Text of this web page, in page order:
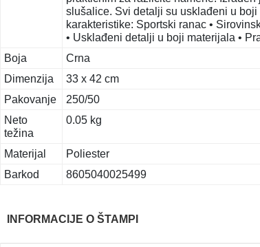
slušalice. Svi detalji su usklađeni u
karakteristike: Sportski ranac •
• Usklađeni detalji u boji materijala •
Boja
Crna
Dimenzija
33 x 42 cm
Pakovanje
250/50
Neto
težina
0.05 kg
Materijal
Poliester
Barkod
8605040025499
INFORMACIJE O ŠTAMPI